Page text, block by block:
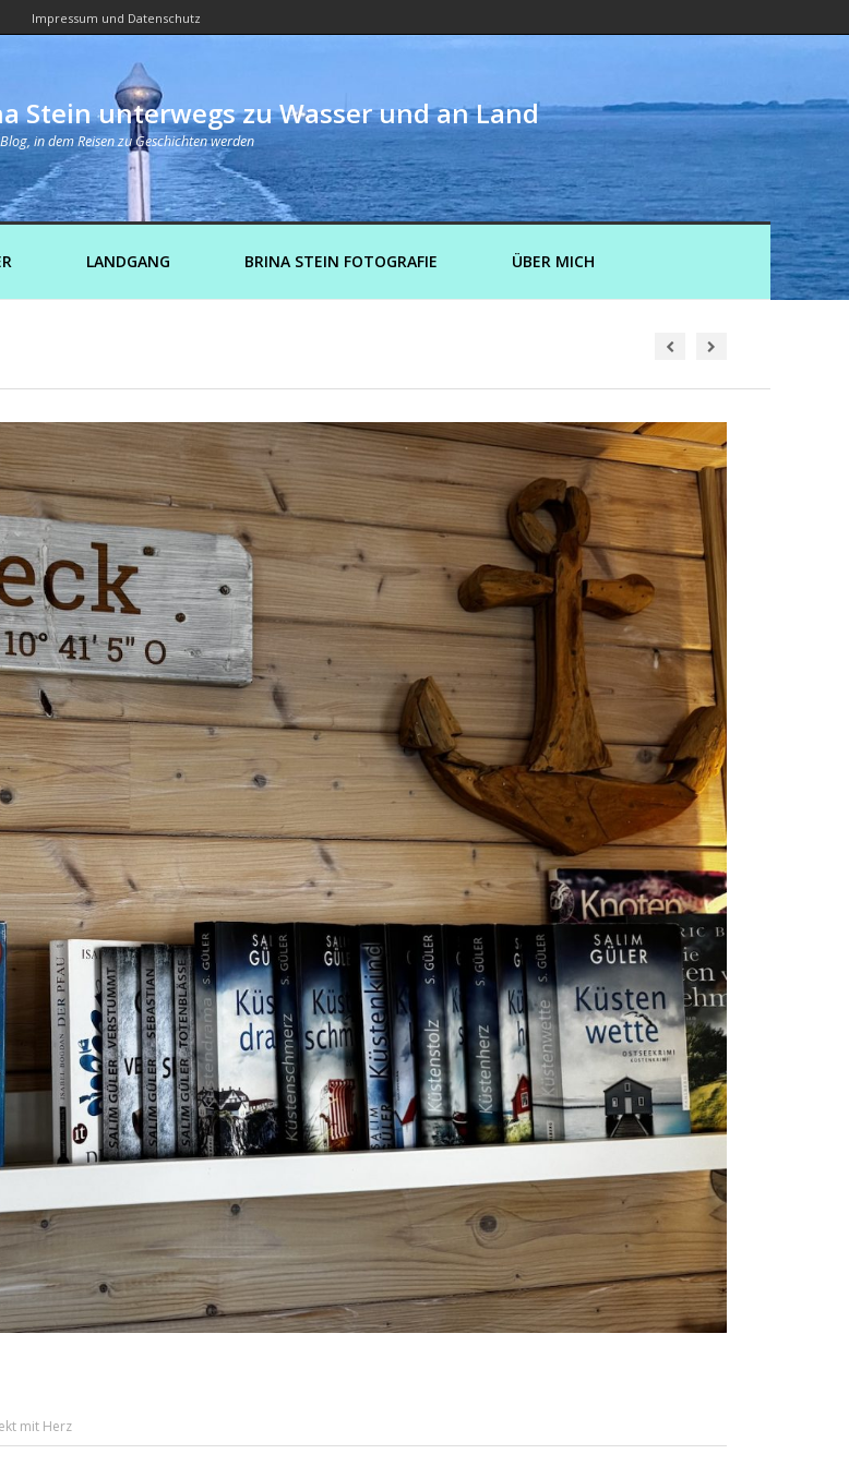
Impressum und Datenschutz
Stein unterwegs zu Wasser und an Land
in dem Reisen zu Geschichten werden
LANDGANG BRINA STEIN FOTOGRAFIE ÜBER MICH
mit Herz